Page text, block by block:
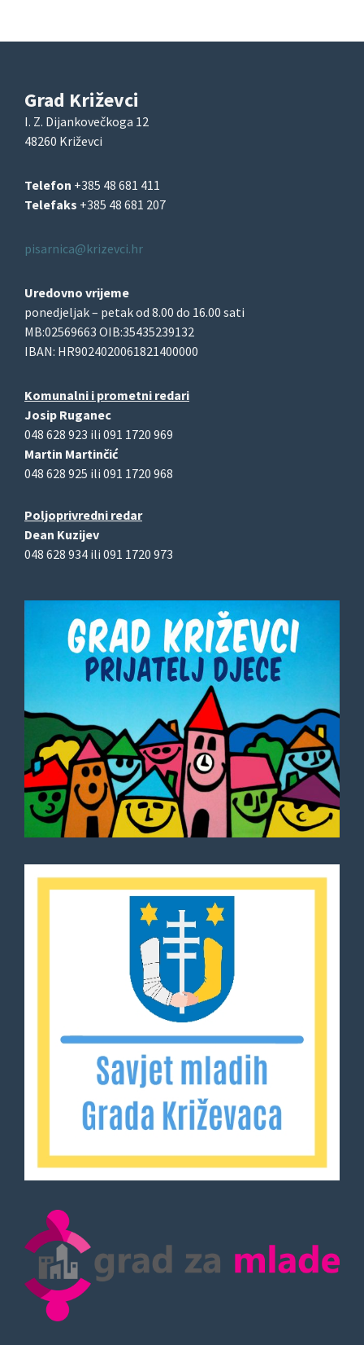
Grad Križevci
I. Z. Dijankovečkoga 12
48260 Križevci
Telefon +385 48 681 411
Telefaks +385 48 681 207
pisarnica@krizevci.hr
Uredovno vrijeme
ponedjeljak – petak od 8.00 do 16.00 sati
MB:02569663 OIB:35435239132
IBAN: HR9024020061821400000
Komunalni i prometni redari
Josip Ruganec
048 628 923 ili 091 1720 969
Martin Martinčić
048 628 925 ili 091 1720 968
Poljoprivredni redar
Dean Kuzijev
048 628 934 ili 091 1720 973